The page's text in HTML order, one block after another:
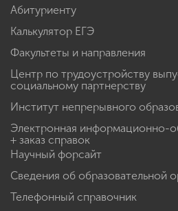
Абитуриенту
Калькулятор ЕГЭ
Факультеты и направления
Центр по трудоустройству
социальному партнерству
Институт непрерывного
Электронная информационно-
+ заказ справок
Научный форсайт
Сведения об образовательной
Телефонный справочник